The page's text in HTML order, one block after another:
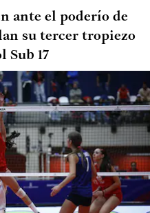
ante el poderío de
su tercer tropiezo
Sub 17